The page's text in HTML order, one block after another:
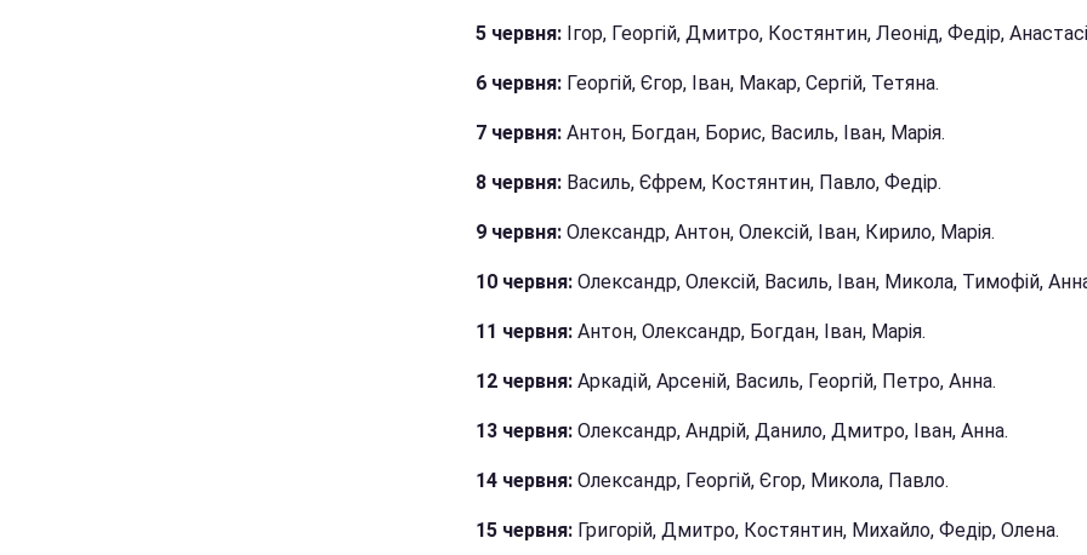
5 червня: Ігор, Георгій, Дмитро, Костянтин, Леонід, Федір,
6 червня: Георгій, Єгор, Іван, Макар, Сергій, Тетяна.
7 червня: Антон, Богдан, Борис, Василь, Іван, Марія.
8 червня: Василь, Єфрем, Костянтин, Павло, Федір.
9 червня: Олександр, Антон, Олексій, Іван, Кирило, Марія.
10 червня: Олександр, Олексій, Василь, Іван, Микола, Тимофій,
11 червня: Антон, Олександр, Богдан, Іван, Марія.
12 червня: Аркадій, Арсеній, Василь, Георгій, Петро, Анна.
13 червня: Олександр, Андрій, Данило, Дмитро, Іван, Анна.
14 червня: Олександр, Георгій, Єгор, Микола, Павло.
15 червня: Григорій, Дмитро, Костянтин, Михайло, Федір, Олена.